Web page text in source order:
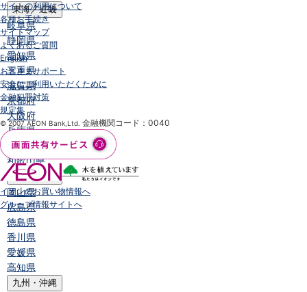
東海／近畿
岐阜県
静岡県
愛知県
三重県
滋賀県
京都府
大阪府
兵庫県
奈良県
和歌山県
中国／四国
岡山県
広島県
徳島県
香川県
愛媛県
高知県
九州・沖縄
サイトの利用について
各種お手続き
サイトマップ
よくあるご質問
English
お客さまサポート
安全にご利用いただくために
金融犯罪対策
規定集
© 2007 AEON Bank,Ltd. 金融機関コード：0040
イオンのお買い物情報へ
グループ情報サイトへ